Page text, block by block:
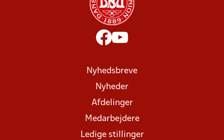
Nyhedsbreve
Nyheder
Afdelinger
Medarbejdere
Ledige stillinger